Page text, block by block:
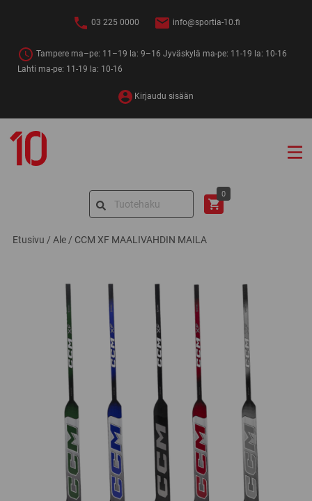
03 225 0000 info@sportia-10.fi
Tampere ma–pe: 11–19 la: 9–16 Jyväskylä ma-pe: 11-19 la: 10-16
Lahti ma-pe: 11-19 la: 10-16
Kirjaudu sisään
10
Search
0
Etusivu / Ale/ CCM XF MAALIVAHDIN MAILA